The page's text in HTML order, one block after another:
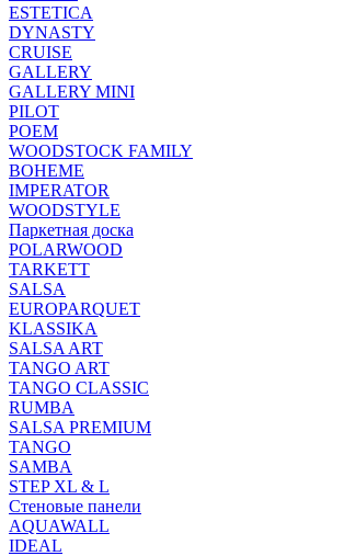
ESTETICA
DYNASTY
CRUISE
GALLERY
GALLERY MINI
PILOT
POEM
WOODSTOCK FAMILY
BOHEME
IMPERATOR
WOODSTYLE
Паркетная доска
POLARWOOD
TARKETT
SALSA
EUROPARQUET
KLASSIKA
SALSA ART
TANGO ART
TANGO CLASSIC
RUMBA
SALSA PREMIUM
TANGO
SAMBA
STEP XL & L
Стеновые панели
AQUAWALL
IDEAL